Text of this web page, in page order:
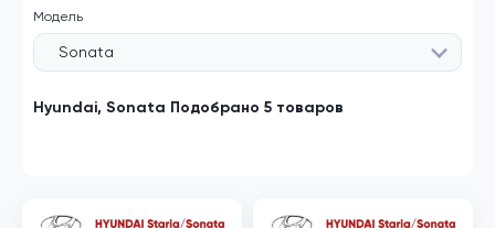
Модель
Sonata
Hyundai, Sonata Подобрано 5 товаров